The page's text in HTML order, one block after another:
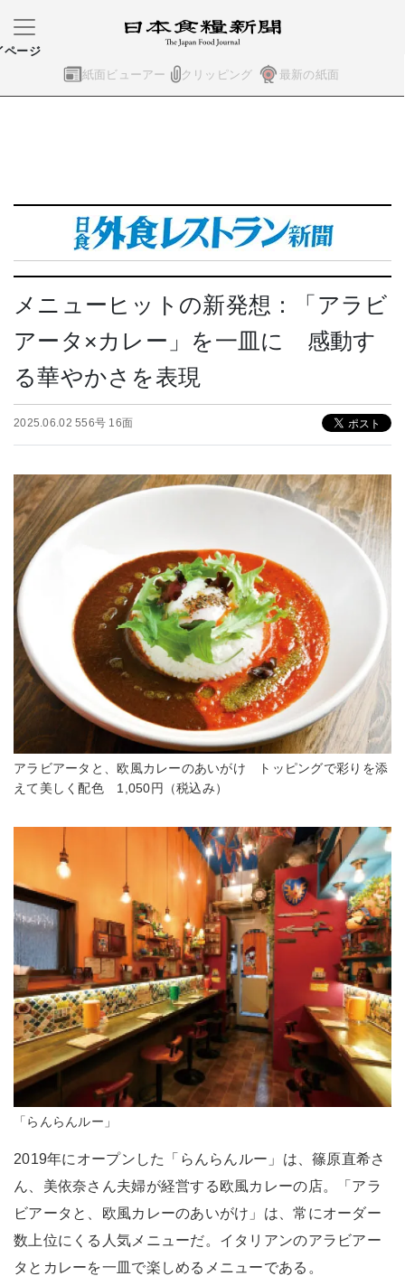
紙面ビューアー クリッピング 最新の紙面
ページ
メニューヒットの新発想：「アラビ
アータ×カレー」を一皿に 感動す
る華やかさを表現
2025.06.02 556号 16面
アラビアータと、欧風カレーのあいがけ トッピングで彩りを添
えて美しく配色 1,050円（税込み）
「らんらんルー」
2019年にオープンした「らんらんルー」は、篠原直希さ
ん、美依奈さん夫婦が経営する欧風カレーの店。「アラ
ビアータと、欧風カレーのあいがけ」は、常にオーダー
数上位にくる人気メニューだ。イタリアンのアラビアー
タとカレーを一皿で楽しめるメニューである。